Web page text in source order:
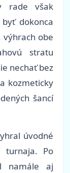
rade však
dokonca
výhrach obe
stratu
nechať bez
kozmeticky
šancí
úvodné
Po
namále aj